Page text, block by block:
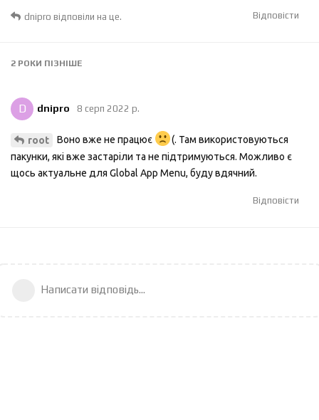
Відповісти
dnipro відповіли на це.
2 РОКИ ПІЗНІШЕ
D dnipro 8 серп 2022 р.
root Воно вже не працює
(. Там використовуються
пакунки, які вже застаріли та не підтримуються. Можливо є
щось актуальне для Global App Menu, буду вдячний.
Відповісти
Написати відповідь...